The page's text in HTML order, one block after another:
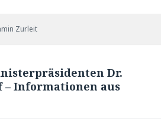
Zurleit
Dr.
– Informationen aus